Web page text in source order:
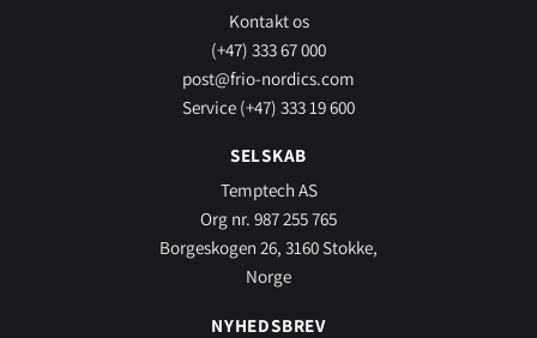
Kontakt os
(+47) 333 67 000
post@frio-nordics.com
Service (+47) 333 19 600
SELSKAB
Temptech AS
Org nr. 987 255 765
Borgeskogen 26, 3160 Stokke,
Norge
NYHEDSBREV